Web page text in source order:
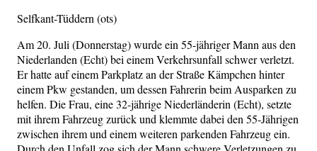
Selfkant-Tüddern (ots)
Am 20. Juli (Donnerstag) wurde ein 55-jähriger Mann aus den
Niederlanden (Echt) bei einem Verkehrsunfall schwer verletzt.
Er hatte auf einem Parkplatz an der Straße Kämpchen hinter
einem Pkw gestanden, um dessen Fahrerin beim Ausparken zu
helfen. Die Frau, eine 32-jährige Niederländerin (Echt), setzte
mit ihrem Fahrzeug zurück und klemmte dabei den 55-Jährigen
zwischen ihrem und einem weiteren parkenden Fahrzeug ein.